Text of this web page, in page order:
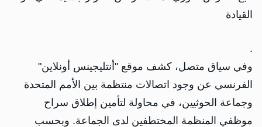
القيادة
.
وفي سياق متصل، كشف موقع "أنتليجينس أونلاين"
الفرنسي عن وجود اتصالات منتظمة بين الأمم المتحدة
وجماعة الحوثيين، في محاولة لتأمين إطلاق سراح
موظفي المنظمة المختطفين لدى الجماعة. وبحسب